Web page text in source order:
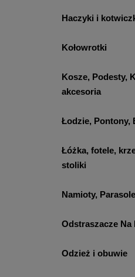
Haczyki i
Kołowrotki
Kosze, Podesty,
akcesoria
Łodzie, Pontony,
Łóżka, fotele,
stoliki
Namioty,
Odstraszacze Na
Odzież i obuwie